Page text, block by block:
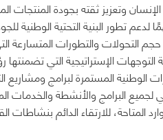
وتعزيز ثقته بجودة
التحولات والتطورات المتسارعة
الوطنية المستمرة لبرامج
البرامج والأنشطة والخدمات
المتاحة، للارتقاء الدائم بنشاطات